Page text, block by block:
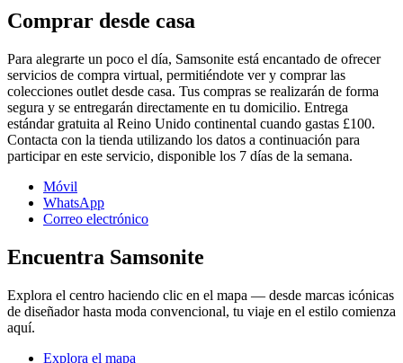
Comprar desde casa
Para alegrarte un poco el día, Samsonite está encantado de ofrecer
servicios de compra virtual, permitiéndote ver y comprar las
colecciones outlet desde casa. Tus compras se realizarán de forma
segura y se entregarán directamente en tu domicilio. Entrega
estándar gratuita al Reino Unido continental cuando gastas £100.
Contacta con la tienda utilizando los datos a continuación para
participar en este servicio, disponible los 7 días de la semana.
Móvil
WhatsApp
Correo electrónico
Encuentra Samsonite
Explora el centro haciendo clic en el mapa — desde marcas icónicas
de diseñador hasta moda convencional, tu viaje en el estilo comienza
aquí.
Explora el mapa